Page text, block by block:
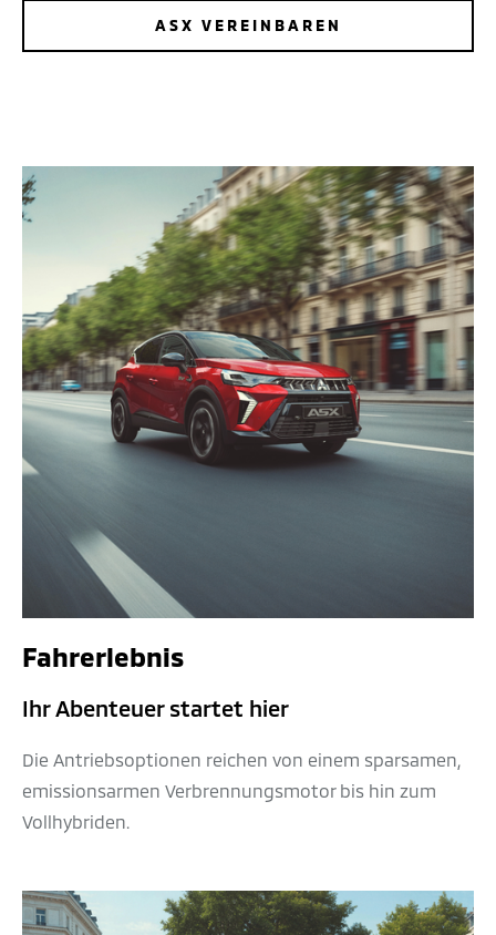
ASX VEREINBAREN
Fahrerlebnis
Ihr Abenteuer startet hier
Die Antriebsoptionen reichen von einem sparsamen,
emissionsarmen Verbrennungsmotor bis hin zum
Vollhybriden.